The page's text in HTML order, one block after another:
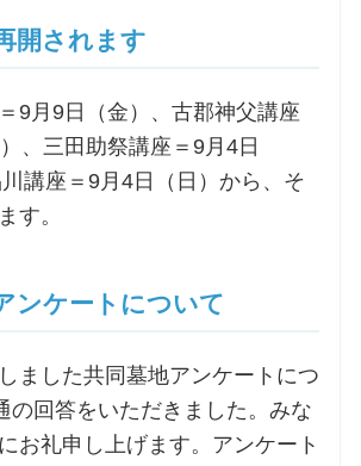
開されます
9月9日（金）、古郡神父講座
、三田助祭講座＝9月4日
川講座＝9月4日（日）から、そ
す。
ンケートについて
ました共同墓地アンケートにつ
の回答をいただきました。みな
お礼申し上げます。アンケート